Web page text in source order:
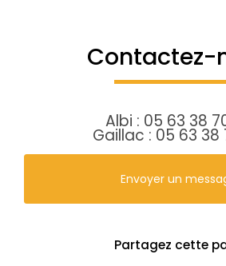
Contactez-
Albi : 05 63 38
Gaillac : 05 63 38
Envoyer un
Partagez cette